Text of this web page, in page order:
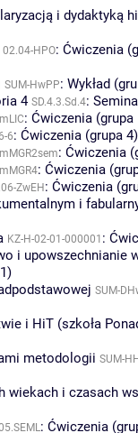
i dydaktyką
02.04-HPO: Ćwiczenia
SUM-HwPP: Wykład
4 SD.4.3.Sd.4:
: Ćwiczenia (grupa
6: Ćwiczenia (grupa 4)
: Ćwiczenia
: Ćwiczenia
ZwEH : Ćwiczenia
i
KZ-H-02-01-000001 :
i upowszechnianie
SUM-
i HiT (szkoła
metodologii SUM-
wiekach i czasach
: Ćwiczenia